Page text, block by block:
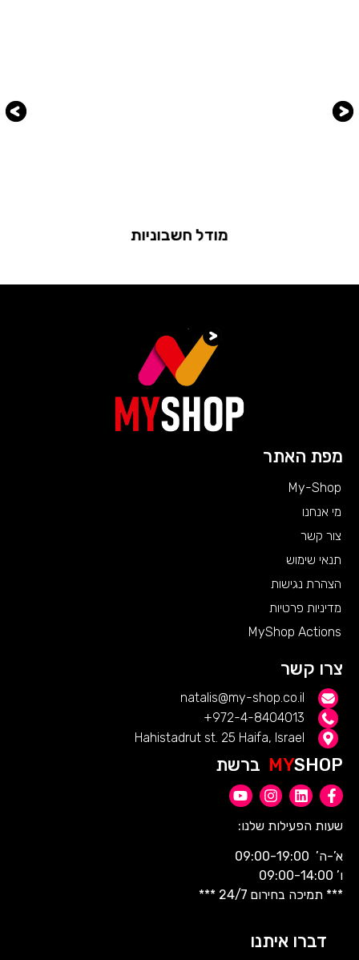
מודל חשבוניות
מפת האתר
My-Shop
מי אנחנו
צור קשר
תנאי שימוש
הצהרת נגישות
מדיניות פרטיות
MyShop Actions
צרו קשר
natalis@my-shop.co.il
972-4-8404013+
Hahistadrut st. 25 Haifa, Israel
MYSHOP ברשת
שעות הפעילות שלנו:
א’-ה’ 09:00-19:00
ו’ 09:00-14:00
*** תמיכה בחירום 24/7 ***
דברו איתנו